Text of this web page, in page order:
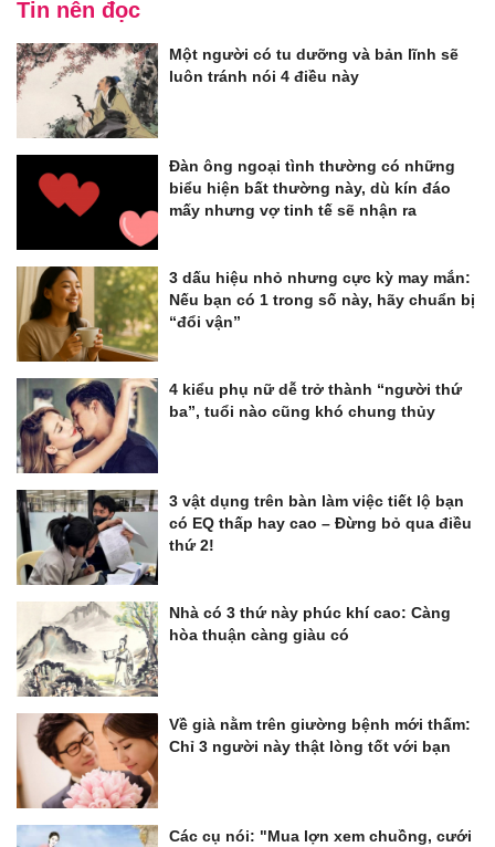
Tin nên đọc
Một người có tu dưỡng và bản lĩnh sẽ
luôn tránh nói 4 điều này
Đàn ông ngoại tình thường có những
biểu hiện bất thường này, dù kín đáo
mấy nhưng vợ tinh tế sẽ nhận ra
3 dấu hiệu nhỏ nhưng cực kỳ may mắn:
Nếu bạn có 1 trong số này, hãy chuẩn bị
“đổi vận”
4 kiểu phụ nữ dễ trở thành “người thứ
ba”, tuổi nào cũng khó chung thủy
3 vật dụng trên bàn làm việc tiết lộ bạn
có EQ thấp hay cao – Đừng bỏ qua điều
thứ 2!
Nhà có 3 thứ này phúc khí cao: Càng
hòa thuận càng giàu có
Về già nằm trên giường bệnh mới thấm:
Chỉ 3 người này thật lòng tốt với bạn
Các cụ nói: "Mua lợn xem chuồng, cưới